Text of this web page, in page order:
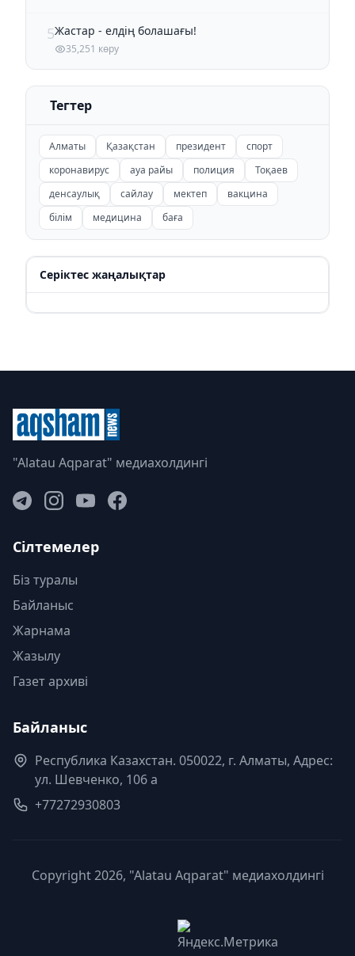
5Жастар - елдің болашағы!
35,251 көру
Тегтер
Алматы Қазақстан президент
спорт
коронавирус
ауа райы полиция
Тоқаев
денсаулық
сайлау мектеп
вакцина
білім
медицина баға
Серіктес жаңалықтар
"Alatau Aqparat" медиахолдингі
Сілтемелер
Біз туралы
Байланыс
Жарнама
Жазылу
Газет архиві
Байланыс
Республика Казахстан. 050022, г. Алматы, Адрес:
ул. Шевченко, 106 а
+77272930803
Copyright 2026, "Alatau Aqparat" медиахолдингі